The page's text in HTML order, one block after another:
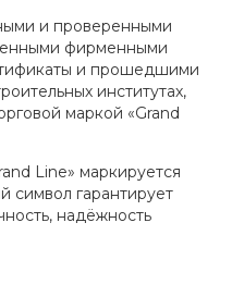
и проверенными
фирменными
и прошедшими
институтах,
маркой «Grand
Line» маркируется
символ гарантирует
надёжность